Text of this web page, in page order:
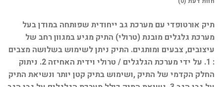
תיק אורטופדי עם מערכת גב ייחודית שפותחה במודן בעל
מערכת גלגלים מובנת (טרולי) התיק מגיע במגוון רחב של
עיצובים, צבעים ומותגים. התיק ניתן לשימוש בשלושה מצבים
: 1. על ידי מערכת הגלגלים / טרולי וידית האחיזה 2. ניתוק
החלק הקדמי של התיק ,ושימוש בתיק קטן יותר ונשיאת התיק